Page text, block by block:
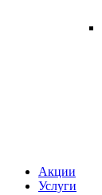
Акции
Услуги